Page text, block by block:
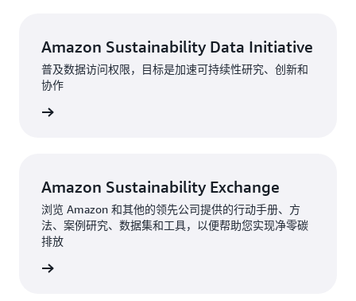
Amazon Sustainability Data Initiative
普及数据访问权限，目标是加速可持续性研究、创新和
协作
Amazon Sustainability Exchange
浏览 Amazon 和其他的领先公司提供的行动手册、方
法、案例研究、数据集和工具，以便帮助您实现净零碳
排放